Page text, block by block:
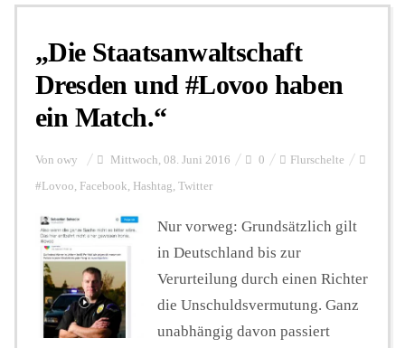
Personalien
Hintergrund
FUNKTURM-Beiträge
Podcast
Seminare
„Die Staatsanwaltschaft
Dresden und #Lovoo haben
ein Match.“
Von owy Mittwoch, 08. Juni 2016 0 Flurschelte
#Lovoo, Facebook, Hashtag, Twitter
Nur vorweg: Grundsätzlich gilt
in Deutschland bis zur
Verurteilung durch einen Richter
die Unschuldsvermutung. Ganz
unabhängig davon passiert